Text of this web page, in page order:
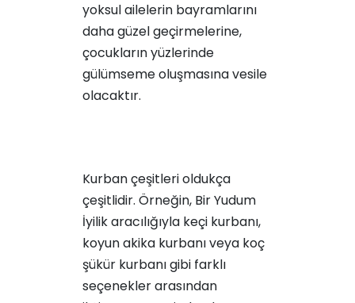
yoksul ailelerin bayramlarını
daha güzel geçirmelerine,
çocukların yüzlerinde
gülümseme oluşmasına vesile
olacaktır.
Kurban çeşitleri oldukça
çeşitlidir. Örneğin, Bir Yudum
İyilik aracılığıyla keçi kurbanı,
koyun akika kurbanıveya koç
şükür kurbanıgibi farklı
seçenekler arasından